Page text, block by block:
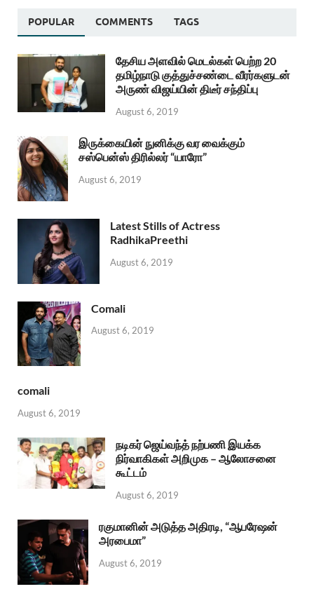
POPULAR COMMENTS TAGS
தேசிய அளவில் மெடல்கள் பெற்ற 20
தமிழ்நாடு குத்துச்சண்டை வீரர்களுடன்
அருண் விஜய்யின் திடீர் சந்திப்பு
August 6, 2019
இருக்கையின் நுனிக்கு வர வைக்கும்
சஸ்பென்ஸ் திரில்லர் “யாரோ”
August 6, 2019
Latest Stills of Actress
RadhikaPreethi
August 6, 2019
Comali
August 6, 2019
comali
August 6, 2019
நடிகர் ஜெய்வந்த் நற்பணி இயக்க
நிர்வாகிகள் அறிமுக – ஆலோசனை
கூட்டம்
August 6, 2019
ரகுமானின் அடுத்த அதிரடி, “ஆபரேஷன்
அரபைமா”
August 6, 2019